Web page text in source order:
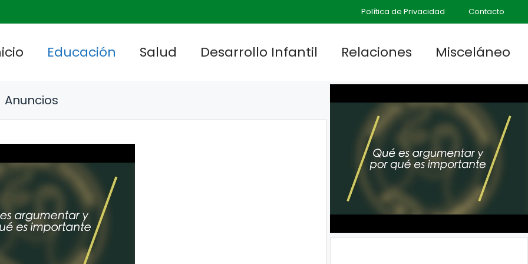
Política de Privacidad Contacto
Educación Salud Desarrollo Infantil Relaciones Misceláneo
Anuncios